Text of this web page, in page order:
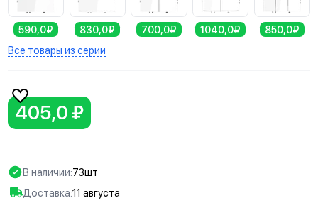
590,0₽ 830,0₽ 700,0₽ 1040,0₽
850,0₽
Все товары из серии
405,0 ₽
В наличии:73шт
Доставка:11 августа